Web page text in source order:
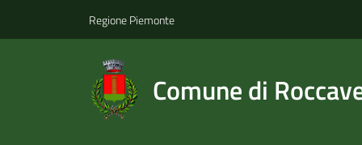
Regione Piemonte
Comune di